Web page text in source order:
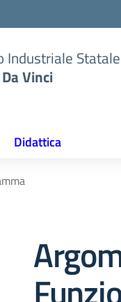
Industriale Statale
Vinci
Didattica